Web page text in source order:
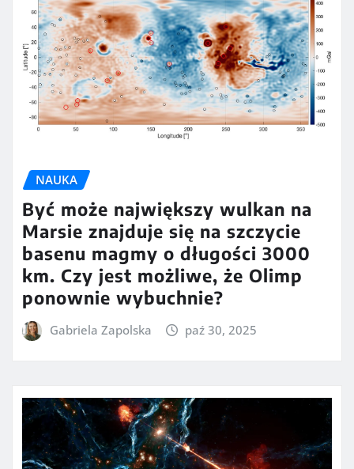
NAUKA
Być może największy wulkan na
Marsie znajduje się na szczycie
basenu magmy o długości 3000
km. Czy jest możliwe, że Olimp
ponownie wybuchnie?
Gabriela Zapolska paź 30, 2025